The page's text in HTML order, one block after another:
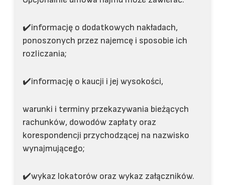
✔️informację o dodatkowych nakładach,
ponoszonych przez najemcę i sposobie ich
rozliczania;
✔️informację o kaucji i jej wysokości,
warunki i terminy przekazywania bieżących
rachunków, dowodów zapłaty oraz
korespondencji przychodzącej na nazwisko
wynajmującego;
✔️wykaz lokatorów oraz wykaz załączników.